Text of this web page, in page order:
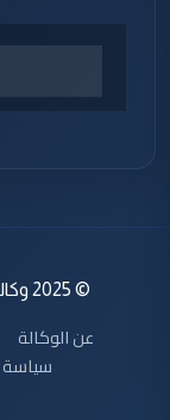
© 2025 وكالة نون الخبرية. جميع الحقوق محفوظة.
عن الوكالة
سياسة